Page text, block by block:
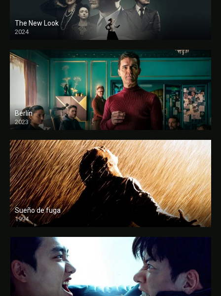
The New Look
2024
Berlín
2023
Sueño de fuga
1994
FULL HD